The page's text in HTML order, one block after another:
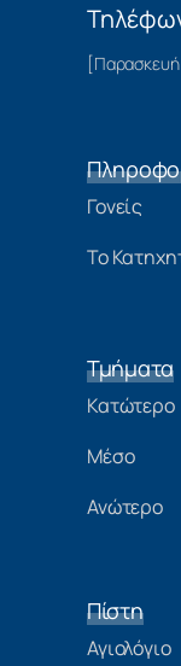
Γονείς
Το
Τμήματα
Κατώτερο
Μέσο
Ανώτερο
Πίστη
Αγιολόγιο